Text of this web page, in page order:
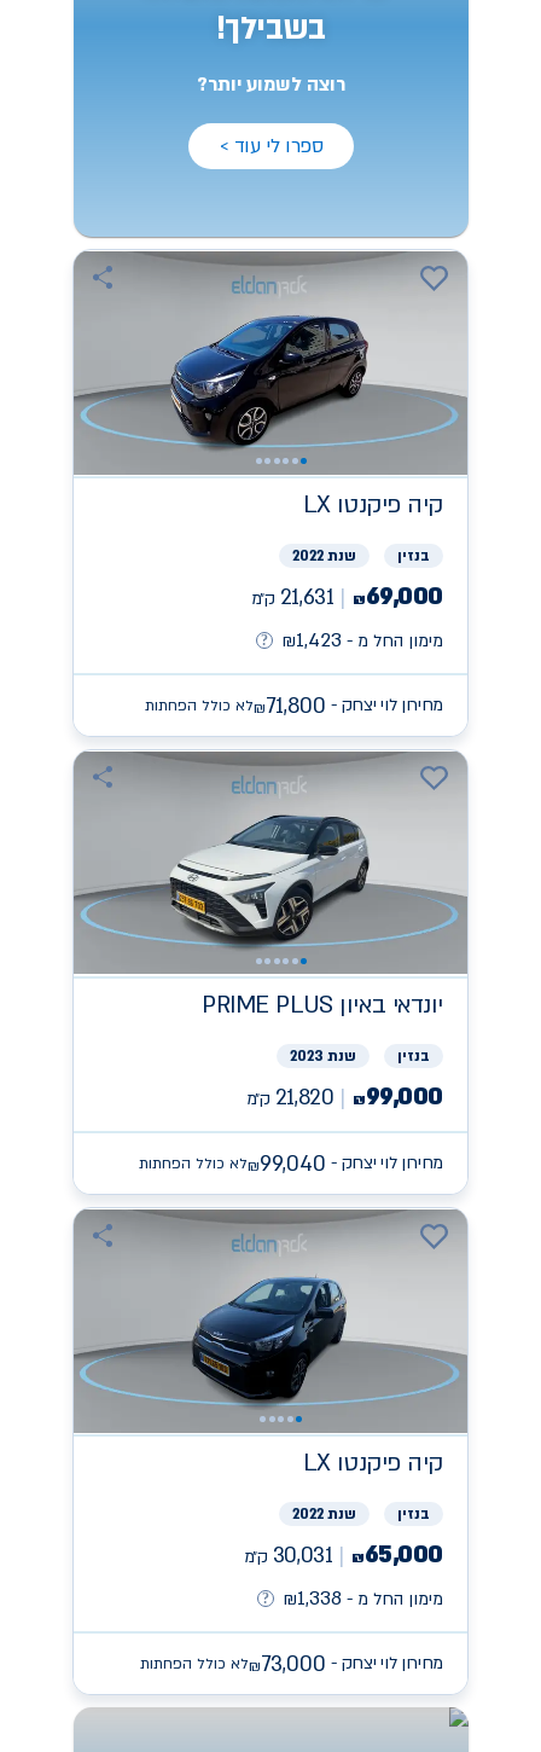
בשבילך!
רוצה לשמוע יותר?
ספרו לי עוד >
קיה פיקנטו LX
בנזין שנת 2022
₪69,000
21,631 ק״מ
מימון החל מ -
₪1,423
מחירון לוי יצחק - ₪71,800 לא כולל הפחתות
יונדאי PRIME PLUS באיון
בנזין שנת 2023
₪99,000
21,820 ק״מ
מחירון לוי יצחק - ₪99,040 לא כולל הפחתות
קיה פיקנטו LX
בנזין שנת 2022
₪65,000
30,031 ק״מ
מימון החל מ -
₪1,338
מחירון לוי יצחק - ₪73,000 לא כולל הפחתות